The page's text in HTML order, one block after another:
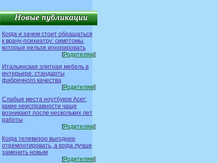
Когда и зачем стоит обращаться
к врачу-психиатру: симптомы,
которые нельзя игнорировать
[Родителям]
Итальянская элитная мебель в
интерьере: стандарты
фабричного качества
[Родителям]
Слабые места ноутбуков Acer:
какие неисправности чаще
возникают после нескольких лет
работы
[Родителям]
Когда телевизор выгоднее
отремонтировать, а когда лучше
заменить новым
[Родителям]